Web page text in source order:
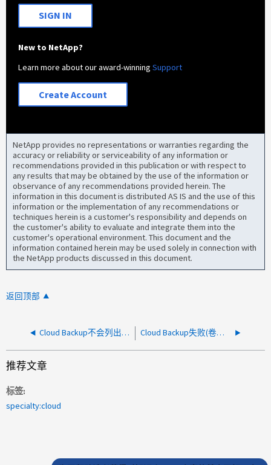
SIGN IN
New to NetApp?
Learn more about our award-winningSupport
Create Account
NetApp provides no representations or warranties regarding the
accuracy or reliability or serviceability of any information or
recommendations provided in this publication or with respect to
any results that may be obtained by the use of the information or
observance of any recommendations provided herein. The
information in this document is distributed AS IS and the use of this
information or the implementation of any recommendations or
techniques herein is a customer's responsibility and depends on
the customer's ability to evaluate and integrate them into the
customer's operational environment. This document and the
information contained herein may be used solely in connection with
the NetApp products discussed in this document.
返回顶部
Cloud Backup不会列出任何文件或文件夹 Cloud Backup失败(卷访问错误(未定义错误：10004))
推荐文章
标签
specialty:cloud